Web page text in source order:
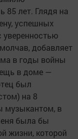
85 лет. Глядя на
успешных
уверенностью
добавляет
в годы войны
в доме —
был
на 8
музыкантом, в
была бы
жизни, которой